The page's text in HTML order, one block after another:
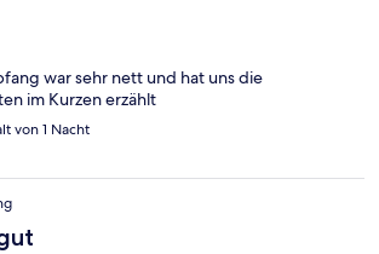
war sehr nett und hat uns die
im Kurzen erzählt
von 1 Nacht